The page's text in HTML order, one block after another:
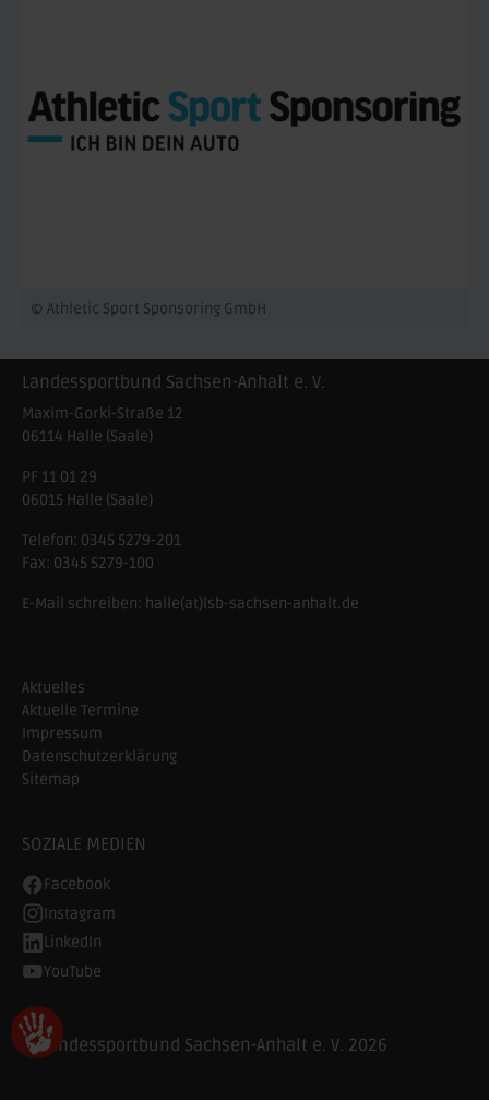
© Athletic Sport Sponsoring GmbH
Landessportbund Sachsen-Anhalt e. V.
Maxim-Gorki-Straße 12
06114 Halle (Saale)
PF 11 01 29
06015 Halle (Saale)
Telefon: 0345 5279-201
Fax: 0345 5279-100
E-Mail schreiben: halle(at)lsb-sachsen-anhalt.de
Aktuelles
Aktuelle Termine
Impressum
Datenschutzerklärung
Sitemap
SOZIALE MEDIEN
Facebook
Instagram
LinkedIn
YouTube
© Landessportbund Sachsen-Anhalt e. V. 2026